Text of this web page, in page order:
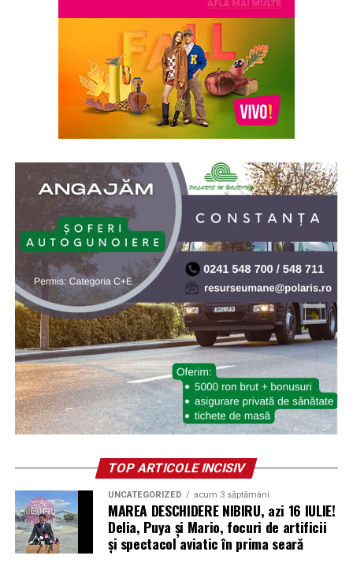
de smochină, cocos și lemn de santal sunt perfecte
pentru serile de vară.
Indiferent de preferințe, sezonul cald este momentul
ideal să experimentezi și să descoperi parfumuri
inspirate din universul parfumeriei de nișă. Iar colecția
ingredientele premium, creativitatea și accesibilitatea
pot exista în aceeași sticlă.
(Advertorial)
TOP ARTICOLE INCISIV
UNCATEGORIZED acum 3 săptămâni
MAREA DESCHIDERE NIBIRU, azi 16 IULIE!
Delia, Puya și Mario, focuri de artificii
și spectacol aviatic în prima seară